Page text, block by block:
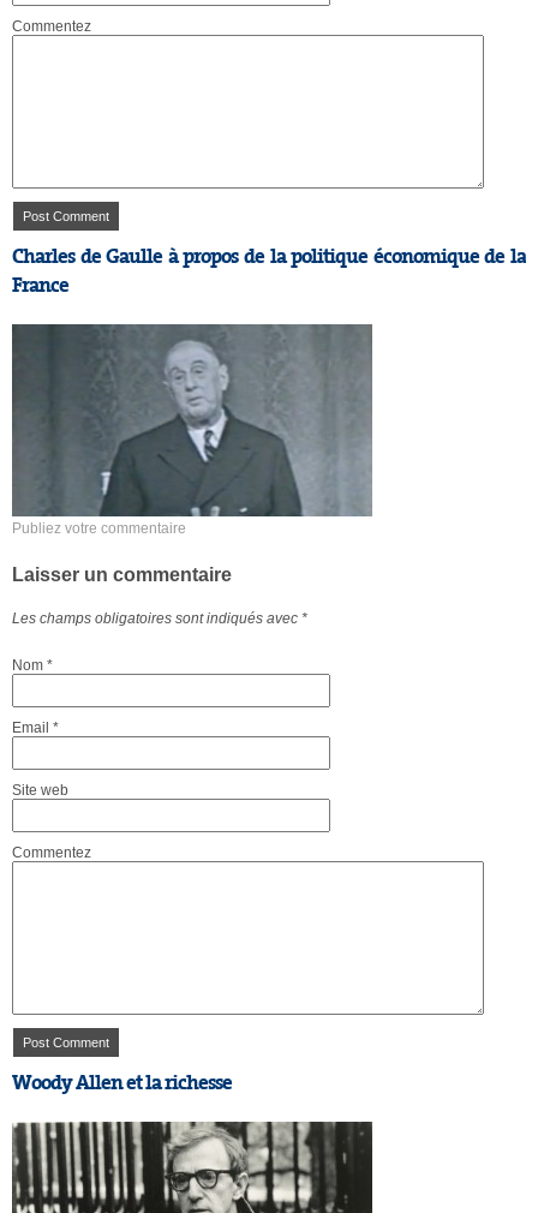
Commentez
Charles de Gaulle à propos de la politique économique de la
France
Publiez votre commentaire
Laisser un commentaire
Les champs obligatoires sont indiqués avec *
Nom *
Email *
Site web
Commentez
Woody Allen et la richesse